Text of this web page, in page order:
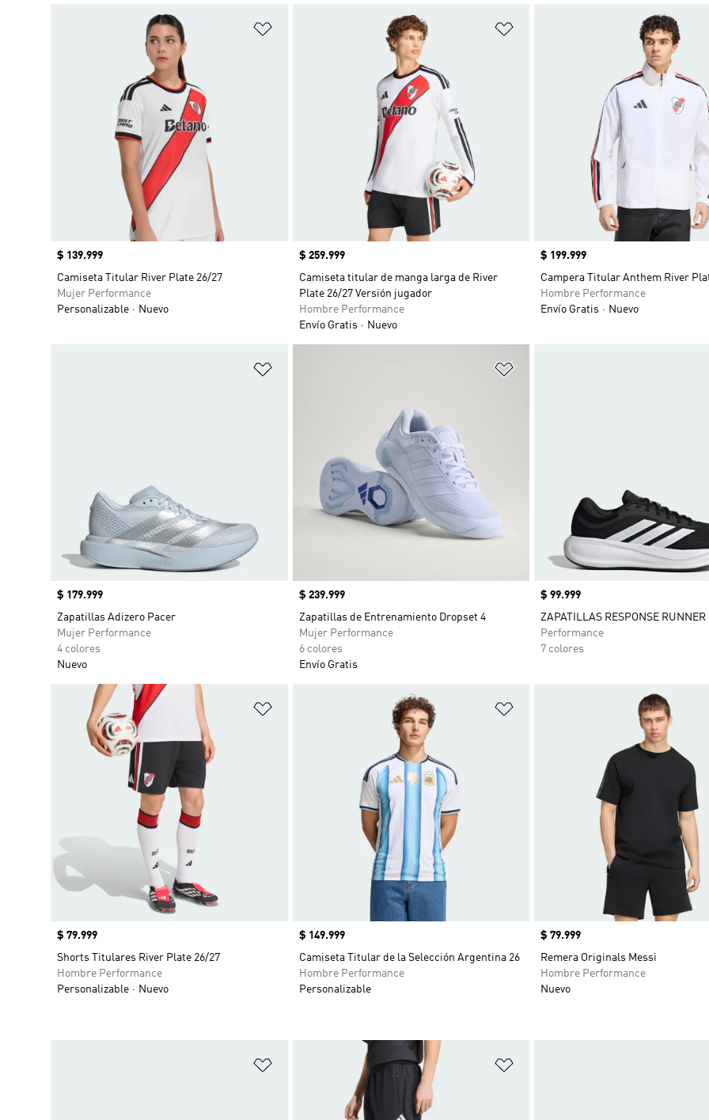
Añadir a la lista de deseos
Precio
$ 139.999
Camiseta Titular River Plate 26/27
Mujer Performance
Personalizable
Nuevo
Añadir a la lista de deseos
Precio
$ 259.999
Camiseta titular de manga larga de River
Plate 26/27 Versión jugador
Hombre Performance
Envío Gratis
Nuevo
Precio
$ 199.999
Campera Titular Anthem River
Hombre Performance
Envío Gratis
Nuevo
Precio
$ 179.999
Zapatillas Adizero Pacer
Mujer Performance
4 colores
Nuevo
Precio
$ 239.999
Zapatillas de Entrenamiento Dropset 4
Mujer Performance
6 colores
Envío Gratis
Precio
$ 99.999
ZAPATILLAS RESPONSE RUNNER
Performance
7 colores
Añadir a la lista de deseos
Precio
$ 79.999
Shorts Titulares River Plate 26/27
Hombre Performance
Personalizable
Nuevo
Añadir a la lista de deseos
Precio
$ 149.999
Camiseta Titular de la Selección Argentina 26
Hombre Performance
Personalizable
Precio
$ 79.999
Remera Originals Messi
Hombre Performance
Nuevo
Añadir a la lista de deseos